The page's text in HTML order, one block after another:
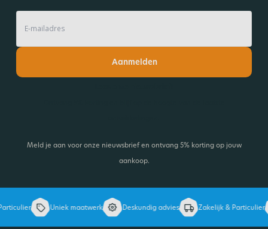
Aanmelden
Meld je aan voor onze nieuwsbrief en ontvang 5% korting op jouw
aankoop.
Uniek maatwerk Deskundig advies Zakelijk & Particulier